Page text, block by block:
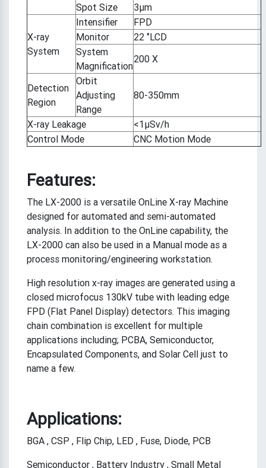
Spot Size
3μm
X-ray
System
Intensifier
FPD
Monitor
22 ‘’LCD
System
Magnification
200 X
Detection
Region
Orbit
Adjusting
Range
80-350mm
X-ray Leakage
<1μSv/h
Control Mode
CNC Motion Mode
Features:
The LX-2000 is a versatile OnLine X-ray Machine
designed for automated and semi-automated
analysis. In addition to the OnLine capability, the
LX-2000 can also be used in a Manual mode as a
process monitoring/engineering workstation.
High resolution x-ray images are generated using a
closed microfocus 130kV tube with leading edge
FPD (Flat Panel Display) detectors. This imaging
chain combination is excellent for multiple
applications including; PCBA, Semiconductor,
Encapsulated Components, and Solar Cell just to
name a few.
Applications:
BGA , CSP , Flip Chip, LED , Fuse, Diode, PCB
Semiconductor , Battery Industry , Small Metal